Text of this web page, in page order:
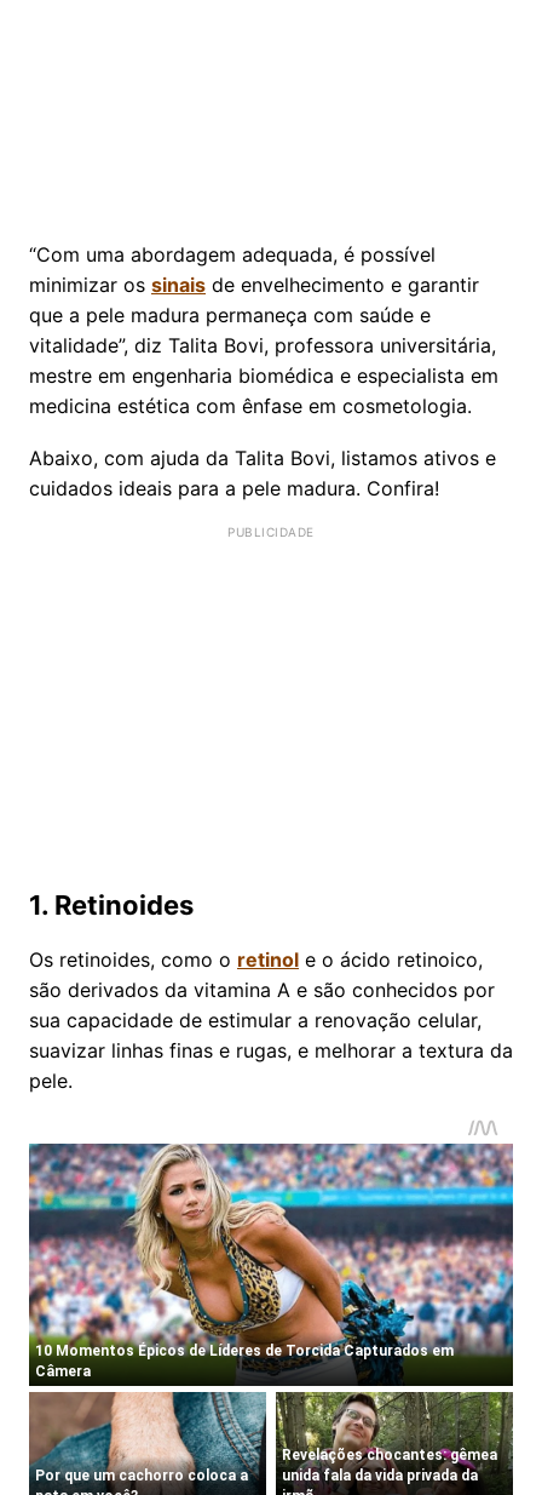
“Com uma abordagem adequada, é possível
minimizar os sinais de envelhecimento e garantir
que a pele madura permaneça com saúde e
vitalidade”, diz Talita Bovi, professora universitária,
mestre em engenharia biomédica e especialista em
medicina estética com ênfase em cosmetologia.
Abaixo, com ajuda da Talita Bovi, listamos ativos e
cuidados ideais para a pele madura. Confira!
1. Retinoides
Os retinoides, como o retinol e o ácido retinoico,
são derivados da vitamina A e são conhecidos por
sua capacidade de estimular a renovação celular,
suavizar linhas finas e rugas, e melhorar a textura da
pele.